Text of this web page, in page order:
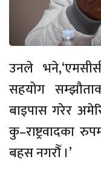
उनले
सहयोग
बाइपास गरेर
कु–राष्ट्रवादका
बहस नगरौँ ।’